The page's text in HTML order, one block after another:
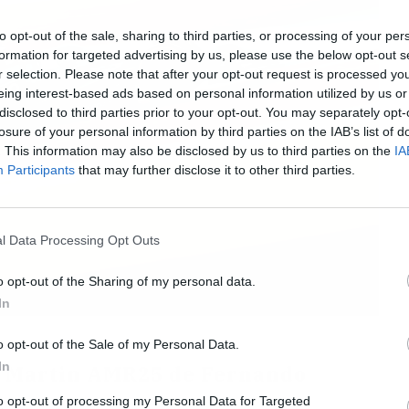
opt-out of the sale, sharing to third parties, or processing of your
for targeted advertising by us, please use the below opt-out
selection. Please note that after your opt-out request is processed
interest-based ads based on personal information utilized by us
to third parties prior to your opt-out. You may separately
of your personal information by third parties on the IAB’s list of
This information may also be disclosed by us to third parties on the
Participants that may further disclose it to other third parties.
Data Processing Opt Outs
opt-out of the Sharing of my personal data.
opt-out of the Sale of my Personal Data.
opt-out of processing my Personal Data for Targeted
AMR25 de Fernando